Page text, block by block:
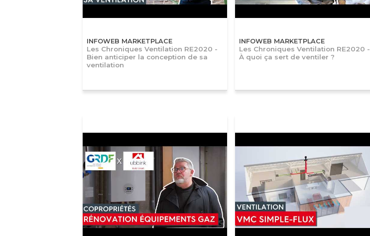
INFOWEB MARKETPLACE
Les Chroniques Ventilation RE2020 -
Bien anticiper la conception de sa
ventilation
INFOWEB MARKETPLACE
Les Chroniques Ventilation RE2020 -
À quoi ça sert de ventiler ?